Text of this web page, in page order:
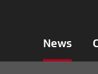
News